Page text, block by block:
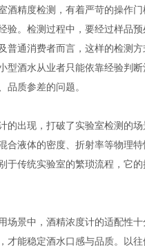
精度检测，有着严苛的操作门
验。检测过程中，要经过样品
普通消费者而言，这样的检测
型酒水从业者只能依靠经验判
品质参差的问题。
出现，打破了实验室检测的场
合液体的密度、折射率等物理
于传统实验室的繁琐流程，它
景中，酒精浓度计的适配性十
才能稳定酒水口感与品质。以